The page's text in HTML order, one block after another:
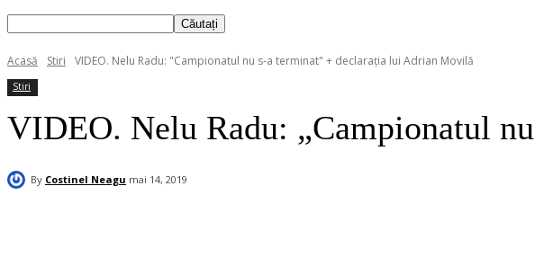
Acasă Stiri VIDEO. Nelu Radu: "Campionatul nu s-a terminat" + declarația lui Adrian Movilă
Stiri
VIDEO. Nelu Radu: „Campionatul
By Costinel Neagu mai 14, 2019